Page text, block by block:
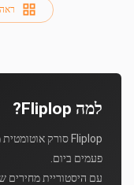
למה Fliplop?
פעמים ביום.
עם היסטוריית מחירים